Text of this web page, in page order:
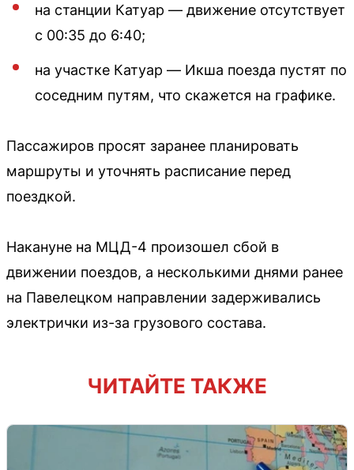
на станции Катуар — движение отсутствует
с 00:35 до 6:40;
на участке Катуар — Икша поезда пустят по
соседним путям, что скажется на графике.
Пассажиров просят заранее планировать
маршруты и уточнять расписание перед
поездкой.
Накануне на МЦД-4 произошел сбой в
движении поездов, а несколькими днями ранее
на Павелецком направлении задерживались
электрички из-за грузового состава.
ЧИТАЙТЕ ТАКЖЕ